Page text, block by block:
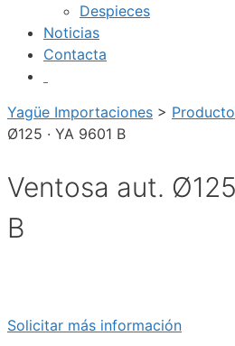
Despieces
Noticias
Contacta
Yagüe Importaciones >
Ø125 · YA 9601 B
Ventosa aut. Ø125
B
Solicitar más información